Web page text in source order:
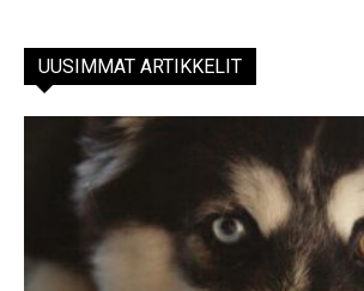
UUSIMMAT ARTIKKELIT